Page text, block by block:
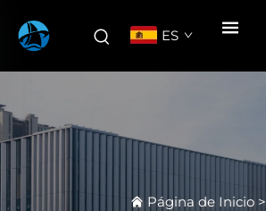
ES
Página de Inicio >